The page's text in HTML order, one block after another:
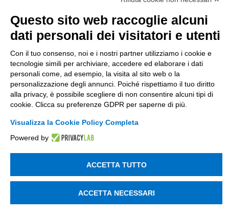
UTILITÀ
Recupero Password
Verifica attestato di presenza
POLICIES AND TERMS
Informativa cookie
© 2003 - 2026 Tinexta Visura S.p.A.
Questo sito web raccoglie alcuni
dati personali dei visitatori e utenti
Con il tuo consenso, noi e i nostri partner utilizziamo i cookie e
tecnologie simili per archiviare, accedere ed elaborare i dati
personali come, ad esempio, la visita al sito web o la
personalizzazione degli annunci. Poiché rispettiamo il tuo diritto
alla privacy, è possibile scegliere di non consentire alcuni tipi di
cookie. Clicca su preferenze GDPR per saperne di più.
Visualizza la Cookie Policy Completa
Powered by
ACCETTA TUTTO
ACCETTA NECESSARI